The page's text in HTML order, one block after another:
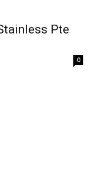
Pte
0